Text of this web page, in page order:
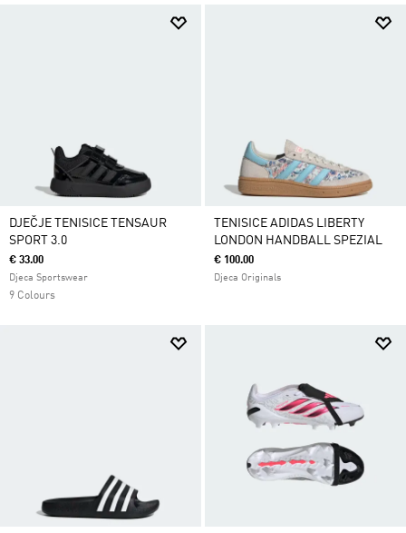
DJEČJE TENISICE TENSAUR
SPORT 3.0
€ 33.00
Djeca Sportswear
9 Colours
TENISICE ADIDAS LIBERTY
LONDON HANDBALL SPEZIAL
€ 100.00
Djeca Originals